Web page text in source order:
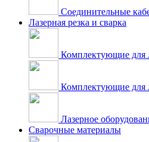
Соединительные
Лазерная резка и сварка
Комплектующие для
Комплектующие для
Лазерное
Сварочные материалы